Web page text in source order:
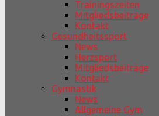
Trainingszeiten
Mitgliedsbeiträge
Kontakt
Gesundheitssport
News
Herzsport
Mitgliedsbeiträge
Kontakt
Gymnastik
News
Allgemeine Gym